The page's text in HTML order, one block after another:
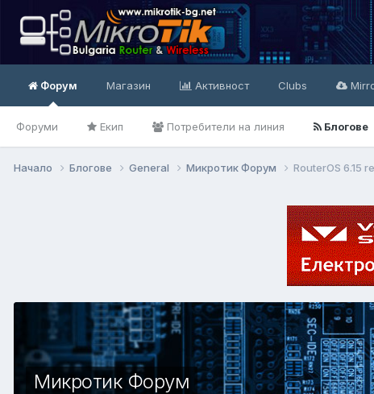
Форум
Форуми Екип Потребители на линия Блогове
Магазин Активност Clubs
Начало Блогове General Микротик Форум RouterOS 6.15
Микротик Форум